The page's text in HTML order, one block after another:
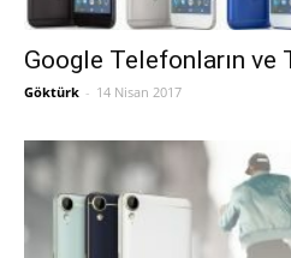
Google Telefonların ve
Göktürk - 14 Nisan 2017